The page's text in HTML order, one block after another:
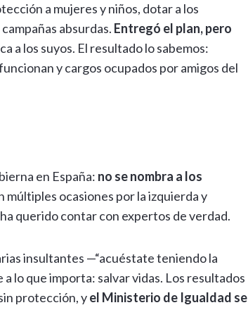
a mujeres y niños, dotar a los
absurdas. Entregó el plan, pero
a los suyos. El resultado lo sabemos:
y cargos ocupados por amigos del
en España: no se nombra a los
múltiples ocasiones por la izquierda y
querido contar con expertos de verdad.
insultantes —“acuéstate teniendo la
a lo que importa: salvar vidas. Los resultados
protección, yel Ministerio de Igualdad se